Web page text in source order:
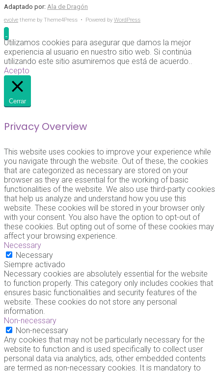
Adaptado por: Ala de Dragón
evolve theme by Theme4Press • Powered by WordPress
Utilizamos cookies para asegurar que damos la mejor
experiencia al usuario en nuestro sitio web. Si continúa
utilizando este sitio asumiremos que está de acuerdo..
Acepto
Cerrar
Privacy Overview
This website uses cookies to improve your experience while
you navigate through the website. Out of these, the cookies
that are categorized as necessary are stored on your
browser as they are essential for the working of basic
functionalities of the website. We also use third-party cookies
that help us analyze and understand how you use this
website. These cookies will be stored in your browser only
with your consent. You also have the option to opt-out of
these cookies. But opting out of some of these cookies may
affect your browsing experience.
Necessary
Necessary
Siempre activado
Necessary cookies are absolutely essential for the website
to function properly. This category only includes cookies that
ensures basic functionalities and security features of the
website. These cookies do not store any personal
information.
Non-necessary
Non-necessary
Any cookies that may not be particularly necessary for the
website to function and is used specifically to collect user
personal data via analytics, ads, other embedded contents
are termed as non-necessary cookies. It is mandatory to